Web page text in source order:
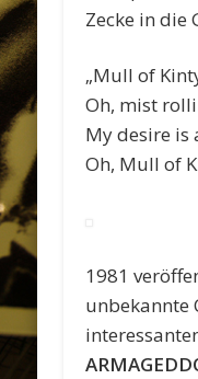
Zecke in die
„Mull of
Oh, mist
My desire is
Oh, Mull of
1981
unbekannte